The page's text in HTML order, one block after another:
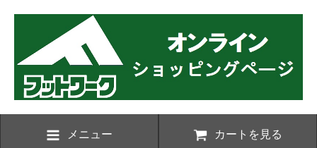
メニュー カートを見る